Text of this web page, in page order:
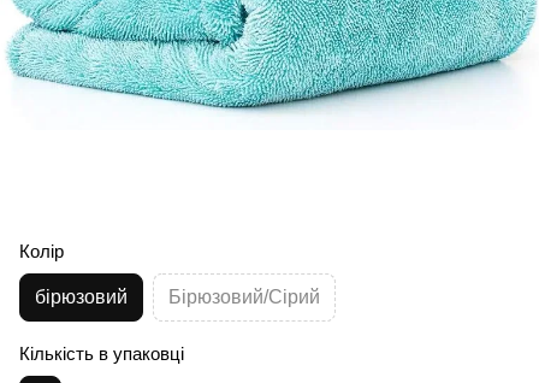
Колір
бірюзовий Бірюзовий/Сірий
Кількість в упаковці